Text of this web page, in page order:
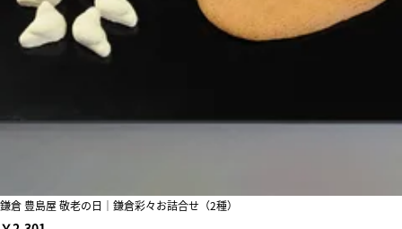
鎌倉 豊島屋 敬老の日｜鎌倉彩々お詰合せ（2種）